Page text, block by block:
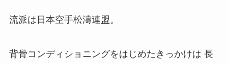
流派は日本空手松濤連盟。
背骨コンディショニングをはじめたきっかけは 長